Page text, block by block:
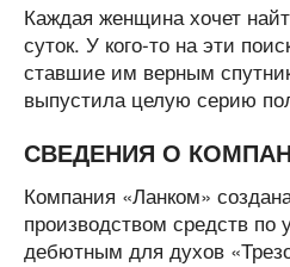
Каждая женщина хочет
суток. У кого-то на эти
ставшие им верным
выпустила целую серию
СВЕДЕНИЯ О
Компания «Ланком»
производством средств
дебютным для духов